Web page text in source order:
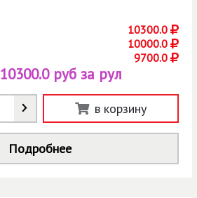
10300.0
10000.0
9700.0
10300.0 руб за рул
в корзину
Подробнее